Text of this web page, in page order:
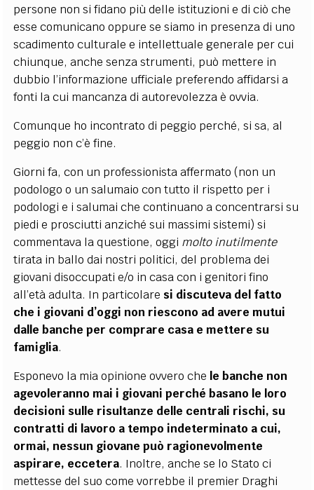
persone non si fidano più delle istituzioni e di ciò che
esse comunicano oppure se siamo in presenza di uno
scadimento culturale e intellettuale generale per cui
chiunque, anche senza strumenti, può mettere in
dubbio l’informazione ufficiale preferendo affidarsi a
fonti la cui mancanza di autorevolezza è ovvia.
Comunque ho incontrato di peggio perché, si sa, al
peggio non c’è fine.
Giorni fa, con un professionista affermato (non un
podologo o un salumaio con tutto il rispetto per i
podologi e i salumai che continuano a concentrarsi su
piedi e prosciutti anziché sui massimi sistemi) si
commentava la questione, oggi molto inutilmente
tirata in ballo dai nostri politici, del problema dei
giovani disoccupati e/o in casa con i genitori fino
all’età adulta. In particolare si discuteva del fatto
che i giovani d’oggi non riescono ad avere mutui
dalle banche per comprare casa e mettere su
famiglia.
Esponevo la mia opinione ovvero che le banche non
agevoleranno mai i giovani perché basano le loro
decisioni sulle risultanze delle centrali rischi, su
contratti di lavoro a tempo indeterminato a cui,
ormai, nessun giovane può ragionevolmente
aspirare, eccetera. Inoltre, anche se lo Stato ci
mettesse del suo come vorrebbe il premier Draghi